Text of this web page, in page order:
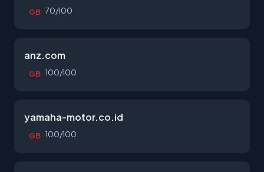
GB 70/100
anz.com
GB 100/100
yamaha-motor.co.id
GB 100/100